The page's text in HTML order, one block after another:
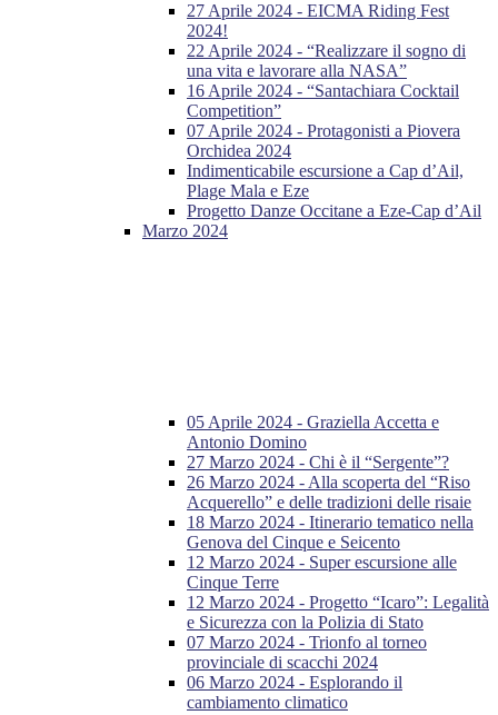
27 Aprile 2024 - EICMA Riding Fest
2024!
22 Aprile 2024 - “Realizzare il sogno di
una vita e lavorare alla NASA”
16 Aprile 2024 - “Santachiara Cocktail
Competition”
07 Aprile 2024 - Protagonisti a Piovera
Orchidea 2024
Indimenticabile escursione a Cap d’Ail,
Plage Mala e Eze
Progetto Danze Occitane a Eze-Cap d’Ail
Marzo 2024
05 Aprile 2024 - Graziella Accetta e
Antonio Domino
27 Marzo 2024 - Chi è il “Sergente”?
26 Marzo 2024 - Alla scoperta del “Riso
Acquerello” e delle tradizioni delle risaie
18 Marzo 2024 - Itinerario tematico nella
Genova del Cinque e Seicento
12 Marzo 2024 - Super escursione alle
Cinque Terre
12 Marzo 2024 - Progetto “Icaro”: Legalità
e Sicurezza con la Polizia di Stato
07 Marzo 2024 - Trionfo al torneo
provinciale di scacchi 2024
06 Marzo 2024 - Esplorando il
cambiamento climatico